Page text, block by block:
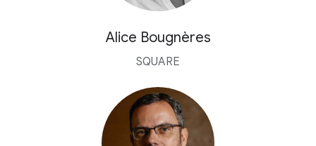
Alice Bougnères
SQUARE